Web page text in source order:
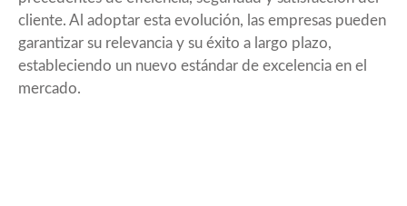
cliente. Al adoptar esta evolución, las empresas pueden
garantizar su relevancia y su éxito a largo plazo,
estableciendo un nuevo estándar de excelencia en el
mercado.